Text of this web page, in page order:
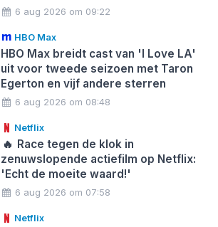
6 aug 2026 om 09:22
HBO Max
HBO Max breidt cast van 'I Love LA'
uit voor tweede seizoen met Taron
Egerton en vijf andere sterren
6 aug 2026 om 08:48
Netflix
🔥 Race tegen de klok in
zenuwslopende actiefilm op Netflix:
'Echt de moeite waard!'
6 aug 2026 om 07:58
Netflix